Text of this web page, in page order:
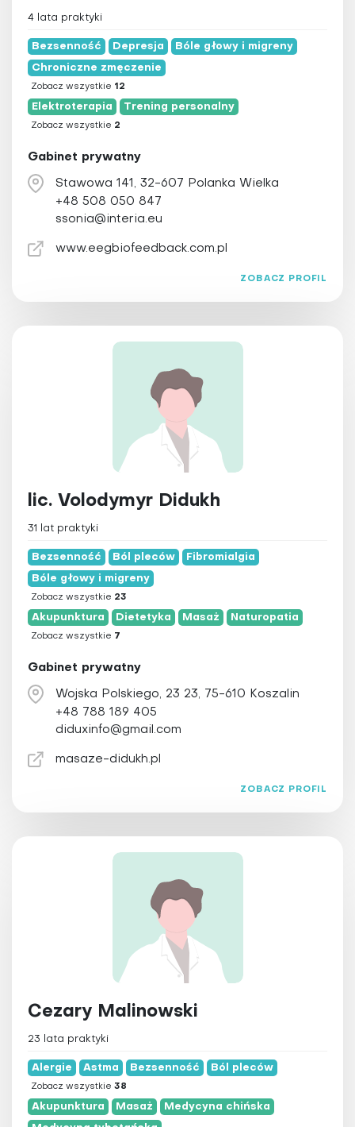
4 lata praktyki
Bezsenność Depresja Bóle głowy i migreny
Chroniczne zmęczenie
Zobacz wszystkie 12
Elektroterapia Trening personalny
Zobacz wszystkie 2
Gabinet prywatny
Stawowa 141, 32-607 Polanka Wielka
+48 508 050 847
ssonia@interia.eu
www.eegbiofeedback.com.pl
ZOBACZ PROFIL
lic. Volodymyr Didukh
31 lat praktyki
Bezsenność Ból pleców Fibromialgia
Bóle głowy i migreny
Zobacz wszystkie 23
Akupunktura Dietetyka Masaż Naturopatia
Zobacz wszystkie 7
Gabinet prywatny
Wojska Polskiego, 23 23, 75-610 Koszalin
+48 788 189 405
diduxinfo@gmail.com
masaze-didukh.pl
ZOBACZ PROFIL
Cezary Malinowski
23 lata praktyki
Alergie Astma Bezsenność Ból pleców
Zobacz wszystkie 38
Akupunktura Masaż Medycyna chińska